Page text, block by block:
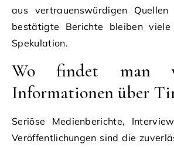
aus vertrauenswürdigen Quellen
bestätigte Berichte bleiben viele
Spekulation.
Wo findet man
Informationen über
Seriöse Medienberichte,
Veröffentlichungen sind die